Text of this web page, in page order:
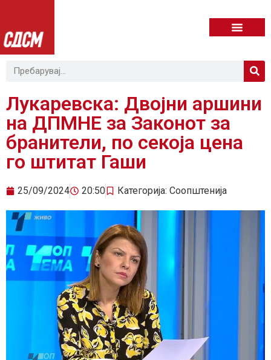
Лукаревска: Двојни аршини
на ДПМНЕ за Законот за
бранители, по секоја цена
го штитат Гаши
25/09/2024 20:50 Категорија: Соопштенија